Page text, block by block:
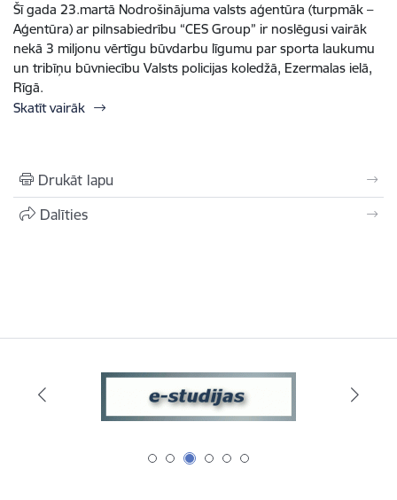
Šī gada 23.martā Nodrošinājuma valsts aģentūra (turpmāk –
Aģentūra) ar pilnsabiedrību “CES Group” ir noslēgusi vairāk
nekā 3 miljonu vērtīgu būvdarbu līgumu par sporta laukumu
un tribīņu būvniecību Valsts policijas koledžā, Ezermalas ielā,
Rīgā.
Skatīt vairāk
Drukāt lapu
Dalīties